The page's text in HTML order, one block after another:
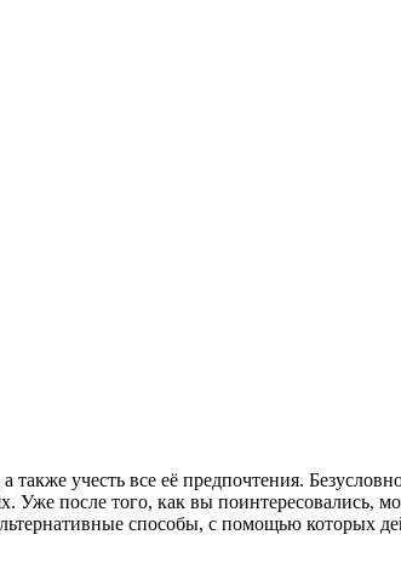
учесть все её предпочтения.
Уже после того, как вы поинтересовались,
способы, с помощью которых